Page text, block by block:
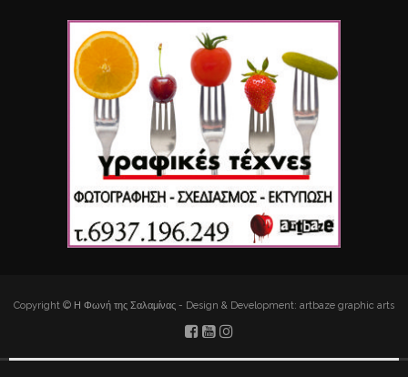
Copyright © Η Φωνή της Σαλαμίνας - Design & Development: artbaze graphic arts